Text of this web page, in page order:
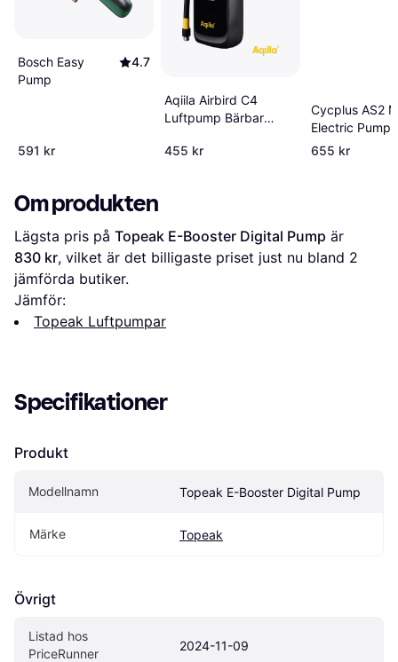
Bosch Easy
Pump
4.7
591 kr
Aqiila Airbird C4
Luftpump Bärbar
455 kr
Cycplus AS2
Electric Pump
655 kr
Om produkten
Lägsta pris på Topeak E-Booster Digital Pump
830 kr, vilket är det billigaste priset just nu bland 2
jämförda butiker.
Jämför:
Topeak Luftpumpar
Specifikationer
Produkt
Modellnamn Topeak E-Booster Digital Pump
Märke Topeak
Övrigt
Listad hos
PriceRunner
2024-11-09